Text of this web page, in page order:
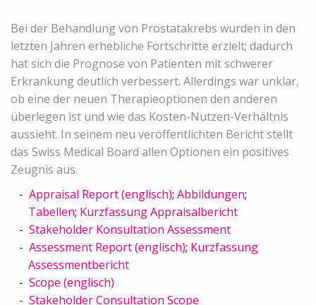
Bei der Behandlung von Prostatakrebs wurden in den
letzten Jahren erhebliche Fortschritte erzielt; dadurch
hat sich die Prognose von Patienten mit schwerer
Erkrankung deutlich verbessert. Allerdings war unklar,
ob eine der neuen Therapieoptionen den anderen
überlegen ist und wie das Kosten-Nutzen-Verhältnis
aussieht. In seinem neu veröffentlichten Bericht stellt
das Swiss Medical Board allen Optionen ein positives
Zeugnis aus.
Appraisal Report (englisch); Abbildungen;
Tabellen; Kurzfassung Appraisalbericht
Stakeholder Konsultation Assessment
Assessment Report (englisch); Kurzfassung
Assessmentbericht
Scope (englisch)
Stakeholder Consultation Scope